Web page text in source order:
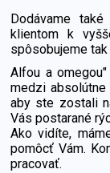
Dodávame
klientom k
spôsobujeme
Alfou a
medzi
aby ste zostali
Vás postarané
Ako vidíte,
pomôcť Vám.
pracovať.